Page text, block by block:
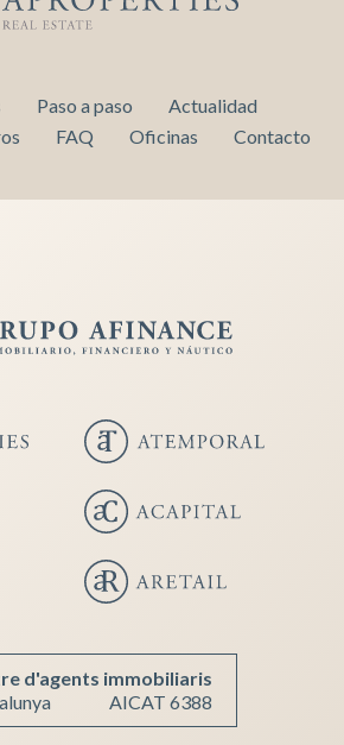
Paso a paso
Actualidad
FAQ Oficinas Contacto
d'agents immobiliaris
AICAT 6388